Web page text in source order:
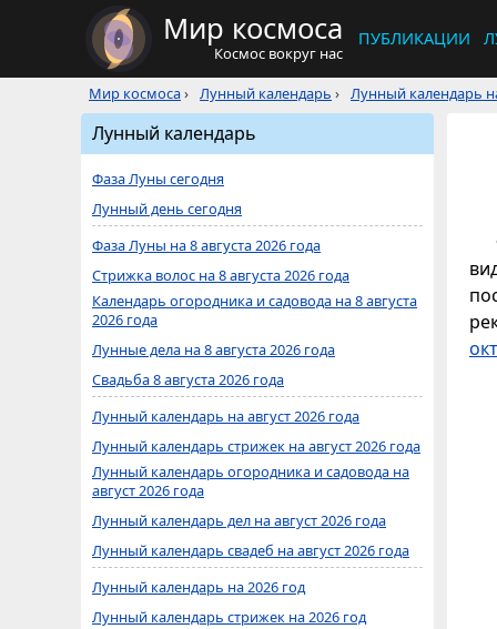
Мир космоса
Космос вокруг нас
ПУБЛИКАЦИИ
Мир космоса› Лунный календарь › Лунный календарь
Лунный календарь
Фаза Луны сегодня
Лунный день сегодня
Фаза Луны на 8 августа 2026 года
Стрижка волос на 8 августа 2026 года
Календарь огородника и садовода на 8 августа
2026 года
Лунные дела на 8 августа 2026 года
Свадьба 8 августа 2026 года
Лунный календарь на август 2026 года
Лунный календарь стрижек на август 2026 года
Лунный календарь огородника и садовода на
август 2026 года
Лунный календарь дел на август 2026 года
Лунный календарь свадеб на август 2026 года
Лунный календарь на 2026 год
Лунный календарь стрижек на 2026 год